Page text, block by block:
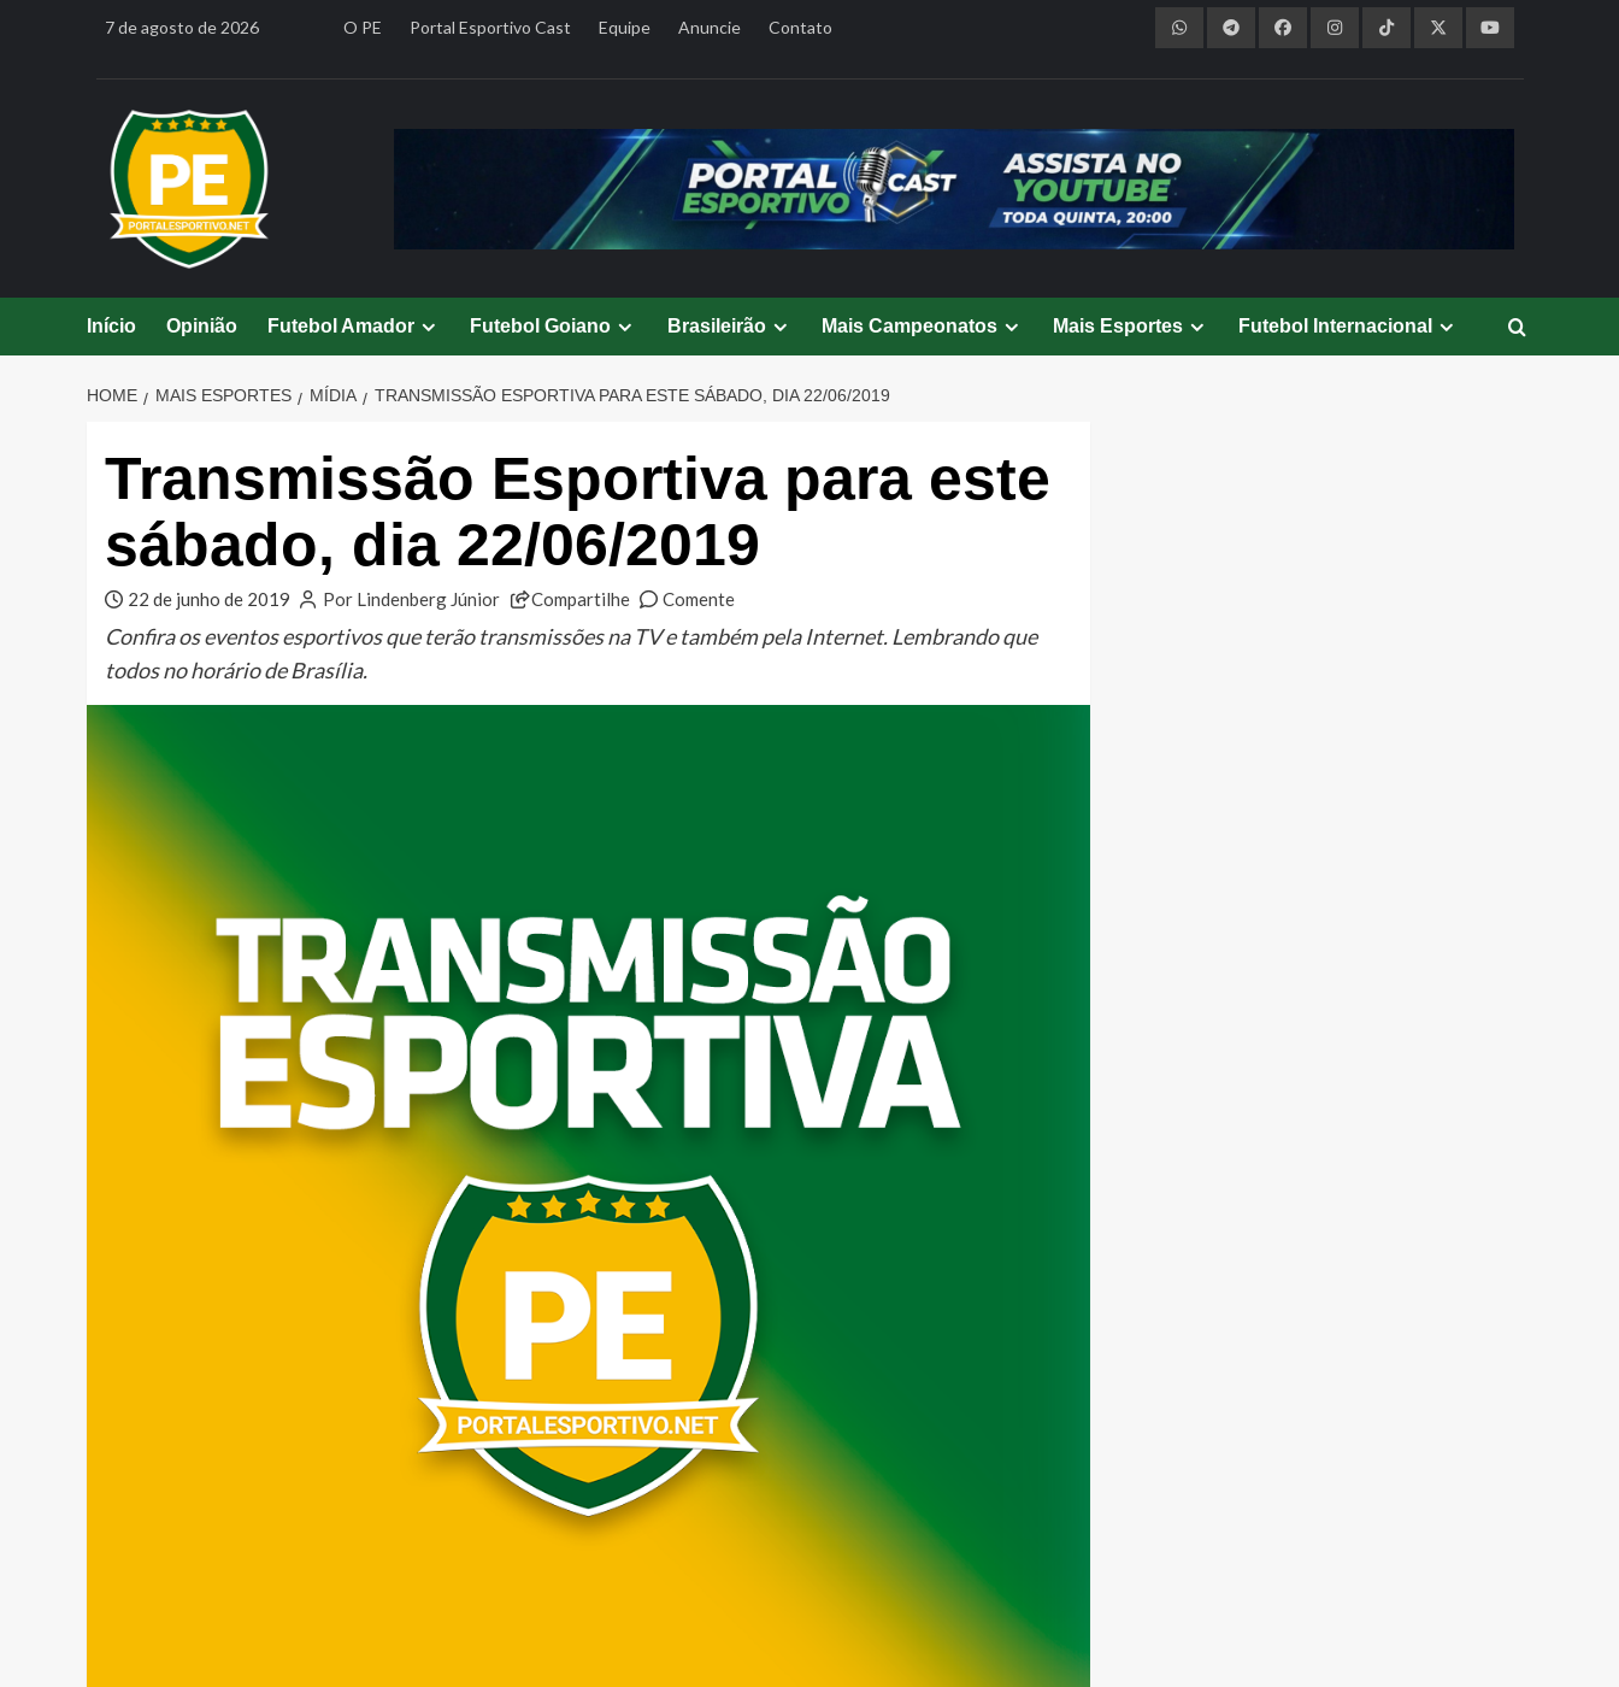
7 de agosto de 2026 O PE Portal Esportivo Cast Equipe Anuncie Contato
Início Opinião Futebol Amador Futebol Goiano Brasileirão Mais Campeonatos Mais Esportes Futebol Internacional
HOME MAIS ESPORTES MÍDIA TRANSMISSÃO ESPORTIVA PARA ESTE SÁBADO, DIA 22/06/2019
Transmissão Esportiva para este
sábado, dia 22/06/2019
22 de junho de 2019 Por Lindenberg Júnior Compartilhe Comente
Confira os eventos esportivos que terão transmissões na TV e também pela Internet. Lembrando que
todos no horário de Brasília.